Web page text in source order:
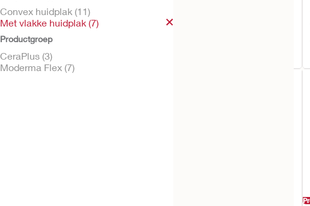
Convex huidplak (11)
Met vlakke huidplak (7)
Productgroep
CeraPlus (3)
Moderma Flex (7)